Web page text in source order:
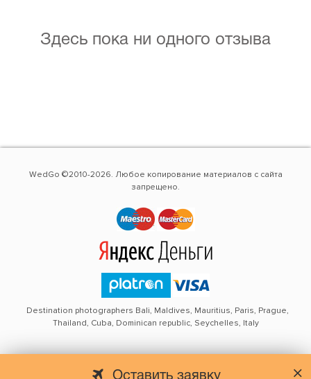
Оставить заявку
Здесь пока ни одного отзыва
WedGo ©2010-2026. Любое копирование материалов с сайта
запрещено.
Destination photographers Bali, Maldives, Mauritius, Paris, Prague,
Thailand, Cuba, Dominican republic, Seychelles, Italy